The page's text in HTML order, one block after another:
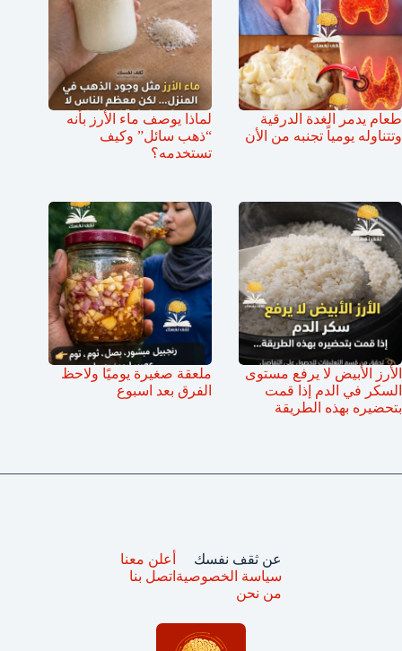
طعام يدمر الغدة الدرقية
وتتناوله يومياً تجنبه من الأن
لماذا يوصف ماء الأرز بأنه
“ذهب سائل” وكيف
تستخدمه؟
الأرز الأبيض لا يرفع مستوى
السكر في الدم إذا قمت
بتحضيره بهذه الطريقة
ملعقة صغيرة يوميًا ولاحظ
الفرق بعد اسبوع
عن ثقف نفسك
سياسة الخصوصية
من نحن
أعلن معنا
اتصل بنا